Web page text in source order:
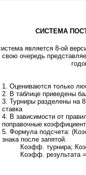
СИСТЕМА
является 8-ой
свою очередь
1. Оцениваются только
2. В таблице приведены
3. Турниры разделены на
ставка
4. В зависимости от
поправочные
5. Формула подсчета:
знака после запятой.
Коэфф. турнира;
Коэфф. результата =